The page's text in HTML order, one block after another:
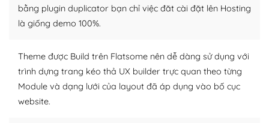
Cộng đồng sử dụng WordPress sẵn sàng hỗ trợ bạn
Plugin mở rộng là thành phần cài đặt thêm vào
WordPress để tăng thêm các tính năng cần thiết. Có
nhiều plugin trả phí hoặc miễn phí.
bằng plugin duplicator bạn chỉ việc đăt cài đặt lên Hosting
là giống demo 100%.
Theme được Build trên Flatsome nên dễ dàng sử dụng với
trình dựng trang kéo thả UX builder trực quan theo từng
Module và dạng lưới của layout đã áp dụng vào bố cục
website.